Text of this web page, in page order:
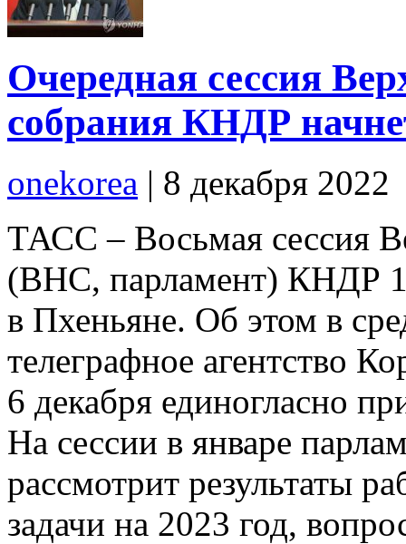
Очередная сессия
собрания КНДР
onekorea | 8 декабря 2022
ТАСС – Восьмая сессия
(ВНС, парламент) КНДР
в Пхеньяне. Об этом в
телеграфное агентство
6 декабря единогласно
На сессии в январе
рассмотрит результаты
задачи на 2023 год,